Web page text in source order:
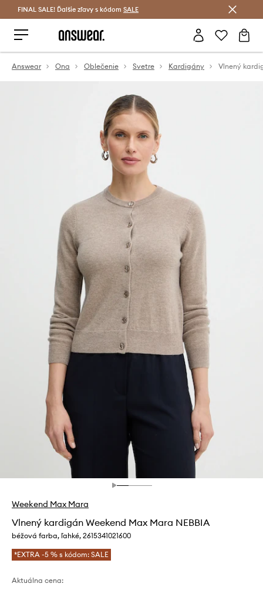
Šetrite s Answear Club >
FINAL SALE! Ďalšie zľavy s kódom SALE
Answear Ona Oblečenie Svetre Kardigány
Weekend Max Mara
Vlnený kardigán Weekend Max Mara NEBBIA
béžová farba, ľahké, 2615341021600
*EXTRA -5 % s kódom: SALE
Aktuálna cena: